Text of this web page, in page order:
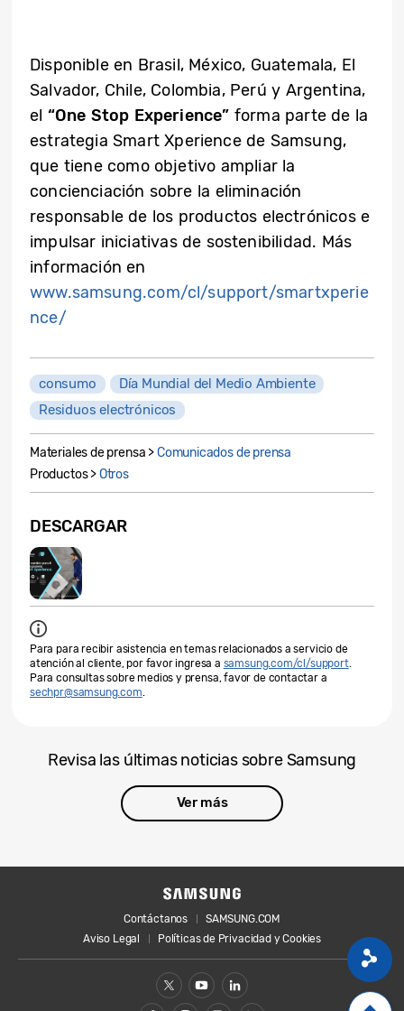
Disponible en Brasil, México, Guatemala, El
Salvador, Chile, Colombia, Perú y Argentina,
el “One Stop Experience” forma parte de la
estrategia Smart Xperience de Samsung,
que tiene como objetivo ampliar la
concienciación sobre la eliminación
responsable de los productos electrónicos e
impulsar iniciativas de sostenibilidad. Más
información en
www.samsung.com/cl/support/smartxperie
nce/
consumo
Día Mundial del Medio Ambiente
Residuos electrónicos
Materiales de prensa >Comunicados de prensa
Productos >Otros
DESCARGAR
Para para recibir asistencia en temas relacionados a servicio de
atención al cliente, por favor ingresa a samsung.com/cl/support.
Para consultas sobre medios y prensa, favor de contactar a
sechpr@samsung.com
Revisa las últimas noticias sobre Samsung
Ver más
Contáctanos
SAMSUNG.COM
Aviso Legal
Políticas de Privacidad y Cookies